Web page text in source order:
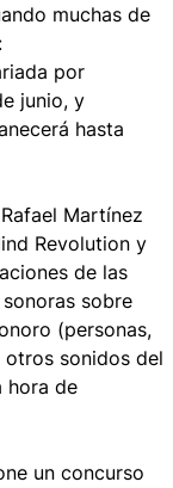
muchas de
por
junio, y
hasta
Martínez
Revolution y
de las
sobre
(personas,
sonidos del
hora de
un concurso